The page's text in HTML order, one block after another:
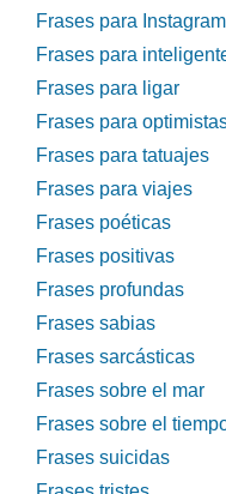
Frases para Instagram
Frases para
Frases para ligar
Frases para
Frases para tatuajes
Frases para viajes
Frases poéticas
Frases positivas
Frases profundas
Frases sabias
Frases sarcásticas
Frases sobre el mar
Frases sobre el
Frases suicidas